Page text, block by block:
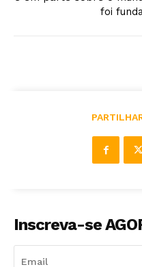
foi
Inscreva-se